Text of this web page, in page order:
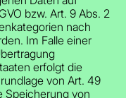
bzw. Art. 9 Abs. 2
nach
Im Falle einer
erfolgt die
von Art. 49
Speicherung von